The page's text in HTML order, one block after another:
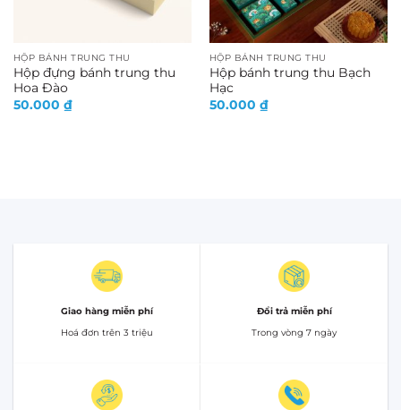
HỘP BÁNH TRUNG THU
Hộp đựng bánh trung thu
Hoa Đào
50.000 ₫
HỘP BÁNH TRUNG THU
Hộp bánh trung thu Bạch
Hạc
50.000 ₫
Giao hàng miễn phí
Hoá đơn trên 3 triệu
Đổi trả miễn phí
Trong vòng 7 ngày